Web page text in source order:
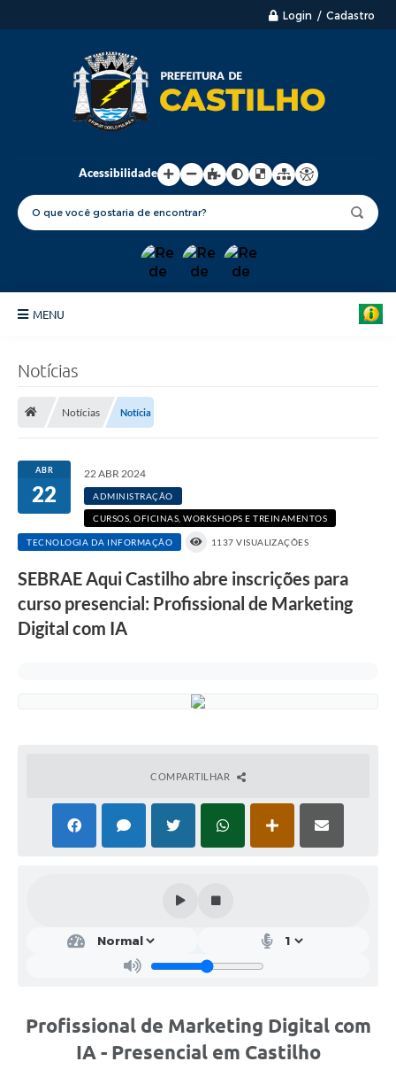
Login / Cadastro
Acessibilidade
MENU
Carta de Serviços
Turismo
Diário Oficial
Editais
Ouvidoria
Arquivos para Download
Legislação
Notícias
Notícias Notícia
ABR
22
22 ABR 2024
ADMINISTRAÇÃO
CURSOS, OFICINAS, WORKSHOPS E TREINAMENTOS
TECNOLOGIA DA INFORMAÇÃO 1137 VISUALIZAÇÕES
SEBRAE Aqui Castilho abre inscrições para
curso presencial: Profissional de Marketing
Digital com IA
COMPARTILHAR
Profissional de Marketing Digital com
IA - Presencial em Castilho